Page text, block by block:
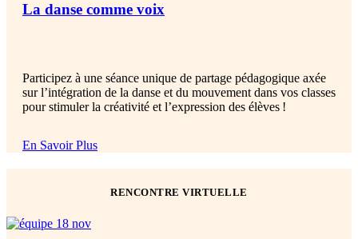
La danse comme voix
Participez à une séance unique de partage pédagogique axée
sur l’intégration de la danse et du mouvement dans vos classes
pour stimuler la créativité et l’expression des élèves !
En Savoir Plus
RENCONTRE VIRTUELLE